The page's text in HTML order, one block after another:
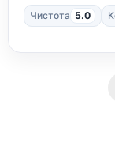
Чистота 5.0